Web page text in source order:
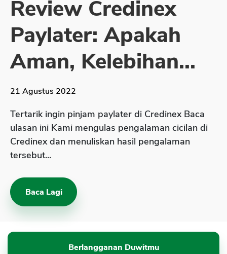
Sekuritas Saham
Bank Digital
Crypto
Assets Crypto
Asuransi Jiwa
Asuransi Kesehatan
Asuransi Syariah
Review Credinex
Paylater: Apakah
Aman, Kelebihan...
21 Agustus 2022
Tertarik ingin pinjam paylater di Credinex Baca
ulasan ini Kami mengulas pengalaman cicilan di
Credinex dan menuliskan hasil pengalaman
tersebut...
Baca Lagi
Berlangganan Duwitmu